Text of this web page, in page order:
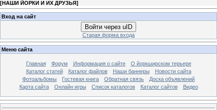
[НАШИ ЙОРКИ И ИХ ДРУЗЬЯ]
Вход на сайт
Войти через uID
Старая форма входа
Меню сайта
Главная Форум Информация о сайте
О йоркширском терьере
Каталог статей
Каталог файлов Наши баннеры
Новости сайта
Фотоальбомы
Гостевая книга Обратная связь
Доска объявлений
Карта сайта
Онлайн игры Список каталогов Каталог сайтов Видео